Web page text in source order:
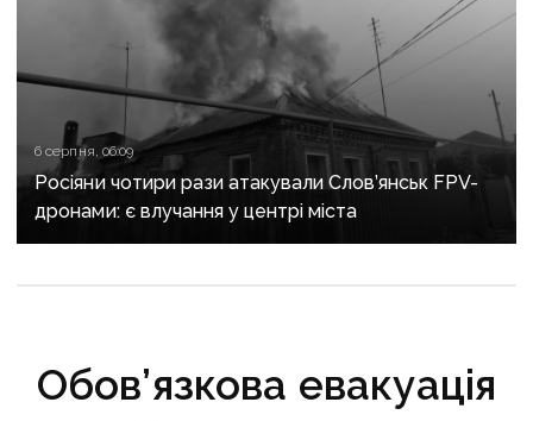
6 серпня, 06:09
Росіяни чотири рази атакували Слов’янськ FPV-
дронами: є влучання у центрі міста
Обов’язкова евакуація